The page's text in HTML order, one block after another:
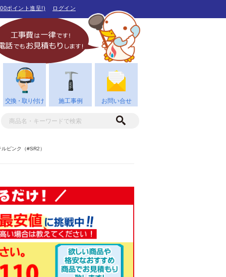
ポイント進呈!) ログイン
交換・取り付け 施工事例 お問い合せ
ピンク（#SR2）